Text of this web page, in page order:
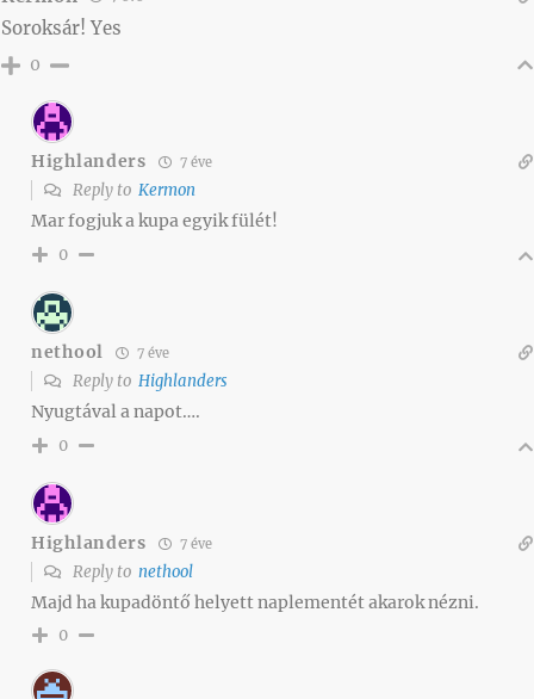
Soroksár! Yes
0
Highlanders 7 éve
Reply to Kermon
Mar fogjuk a kupa egyik fülét!
0
nethool 7 éve
Reply to Highlanders
Nyugtával a napot….
0
Highlanders 7 éve
Reply to nethool
Majd ha kupadöntő helyett naplementét akarok nézni.
0